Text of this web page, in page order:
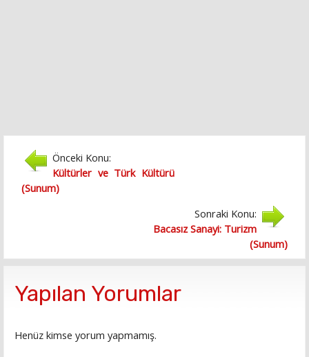
Önceki Konu:
Kültürler ve Türk Kültürü
(Sunum)
Sonraki Konu:
Bacasız Sanayi: Turizm
(Sunum)
Yapılan Yorumlar
Henüz kimse yorum yapmamış.